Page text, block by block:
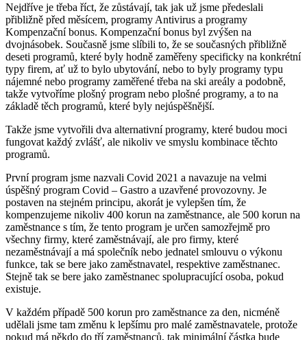
Nejdříve je třeba říct, že zůstávají, tak jak už jsme předeslali
přibližně před měsícem, programy Antivirus a programy
Kompenzační bonus. Kompenzační bonus byl zvýšen na
dvojnásobek. Současně jsme slíbili to, že se současných přibližně
deseti programů, které byly hodně zaměřeny specificky na konkrétní
typy firem, ať už to bylo ubytování, nebo to byly programy typu
nájemné nebo programy zaměřené třeba na ski areály a podobně,
takže vytvoříme plošný program nebo plošné programy, a to na
základě těch programů, které byly nejúspěšnější.
Takže jsme vytvořili dva alternativní programy, které budou moci
fungovat každý zvlášť, ale nikoliv ve smyslu kombinace těchto
programů.
První program jsme nazvali Covid 2021 a navazuje na velmi
úspěšný program Covid – Gastro a uzavřené provozovny. Je
postaven na stejném principu, akorát je vylepšen tím, že
kompenzujeme nikoliv 400 korun na zaměstnance, ale 500 korun na
zaměstnance s tím, že tento program je určen samozřejmě pro
všechny firmy, které zaměstnávají, ale pro firmy, které
nezaměstnávají a má společník nebo jednatel smlouvu o výkonu
funkce, tak se bere jako zaměstnavatel, respektive zaměstnanec.
Stejně tak se bere jako zaměstnanec spolupracující osoba, pokud
existuje.
V každém případě 500 korun pro zaměstnance za den, nicméně
udělali jsme tam změnu k lepšímu pro malé zaměstnavatele, protože
pokud má někdo do tří zaměstnanců, tak minimální částka bude